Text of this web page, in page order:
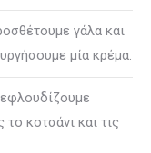
γάλα και
μία κρέμα.
κοτσάνι και τις